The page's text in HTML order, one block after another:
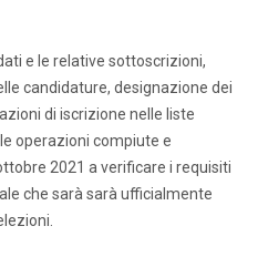
e le relative sottoscrizioni,
candidature, designazione dei
di iscrizione nelle liste
operazioni compiute e
2021 a verificare i requisiti
che sarà sarà ufficialmente